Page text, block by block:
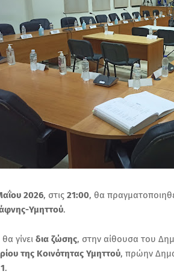
2026, στις 21:00, θα
Υμηττού.
γίνει δια ζώσης, στην αίθουσα του
της Κοινότητας Υμηττού, πρώην
.